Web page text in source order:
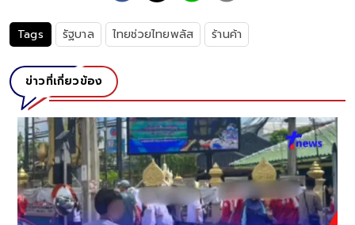
Tags รัฐบาล ไทยช่วยไทยพลัส ร้านค้า
ข่าวที่เกี่ยวข้อง